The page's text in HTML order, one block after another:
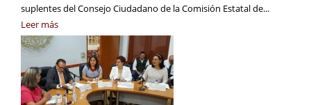
suplentes del Consejo Ciudadano de la Comisión Estatal de...
Leer más